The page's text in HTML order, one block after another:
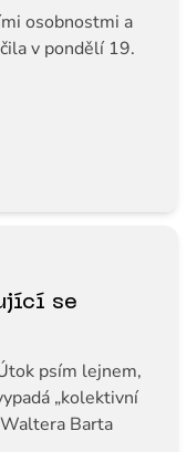
osobnostmi a
v pondělí 19.
se
psím lejnem,
„kolektivní
Barta